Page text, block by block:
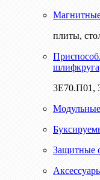
плиты,
шлифкруга
3Е70.П01,
Защитные